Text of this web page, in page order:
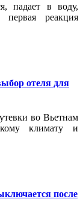
падает в воду,
первая реакция
отеля для
во Вьетнам
климату и
после